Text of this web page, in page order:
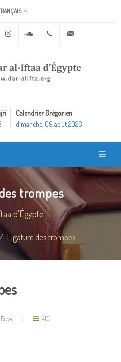
Youtube Instagram Soundcloud+20 2 25970400
Calendrier Grégorien
dimanche, 09 août 2026
trompes
d'Égypte
Ligature des trompes
410